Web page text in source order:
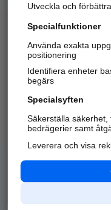
Alla kategorier
API & Kartor
Utveckla och
Specialfunktioner
Använda exakta
positionering
Identifiera enheter
begärs
Specialsyften
Säkerställa
bedrägerier samt
Leverera och visa